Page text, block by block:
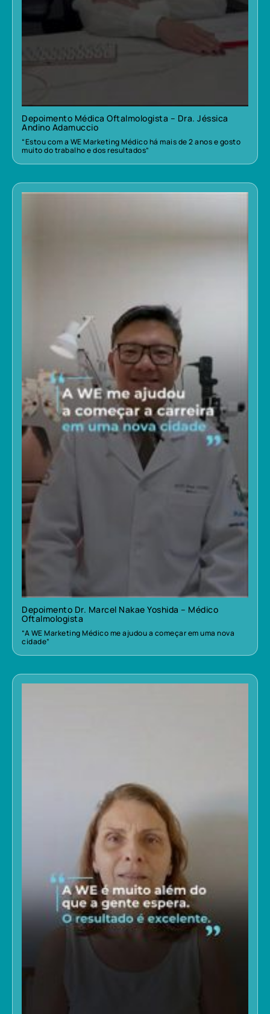
Depoimento Médica Oftalmologista – Dra. Jéssica
Andino Adamuccio
“Estou com a WE Marketing Médico há mais de 2 anos e gosto
muito do trabalho e dos resultados”
Depoimento Dr. Marcel Nakae Yoshida – Médico
Oftalmologista
“A WE Marketing Médico me ajudou a começar em uma nova
cidade”